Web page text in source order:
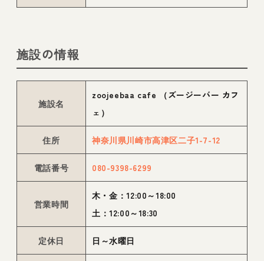
施設の情報
施設名
zoojeebaa cafe （ズージーバー カフ
ェ）
住所 神奈川県川崎市高津区二子1-7-12
電話番号 080-9398-6299
営業時間
木・金：12:00～18:00
土：12:00～18:30
定休日 日～水曜日